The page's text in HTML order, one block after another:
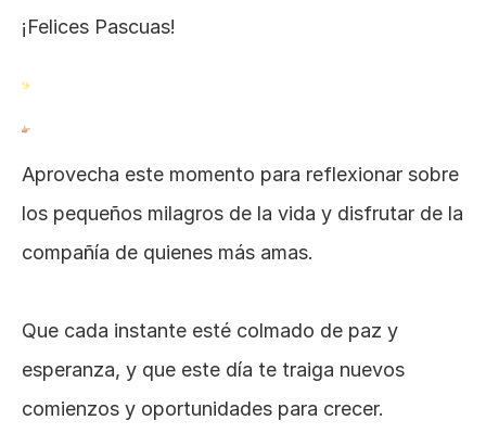
¡Felices Pascuas!
Aprovecha este momento para reflexionar sobre
los pequeños milagros de la vida y disfrutar de la
compañía de quienes más amas.
Que cada instante esté colmado de paz y
esperanza, y que este día te traiga nuevos
comienzos y oportunidades para crecer.